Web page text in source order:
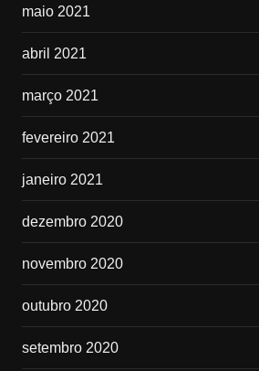
maio 2021
abril 2021
março 2021
fevereiro 2021
janeiro 2021
dezembro 2020
novembro 2020
outubro 2020
setembro 2020